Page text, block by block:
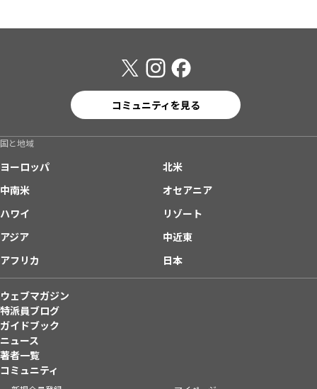
コミュニティを見る
国と地域
ヨーロッパ
北米
中南米
オセアニア
ハワイ
リゾート
アジア
中近東
アフリカ
日本
ウェブマガジン
特派員ブログ
ガイドブック
ニュース
著者一覧
コミュニティ